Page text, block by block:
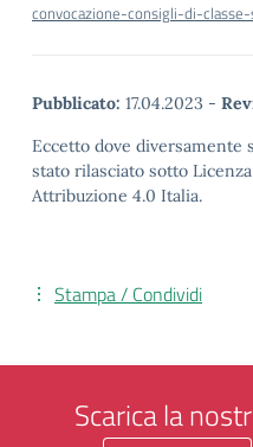
convocazione-consigli-di-
Pubblicato: 17.04.2023 -
Eccetto dove diversamente
stato rilasciato sotto
Attribuzione 4.0 Italia.
Stampa / Condividi
Scarica la